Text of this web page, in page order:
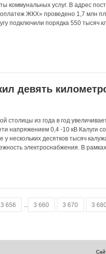
коммунальных услуг. В адрес
ЖКХ» проведено 1,7 млн
подключили порядка 550 тысяч
девять
столицы из года в год
напряжением 0,4 -10 кВ Калуги
нескольких десятков тысяч
электроснабжения. В
3 656 3 660 3 670 3